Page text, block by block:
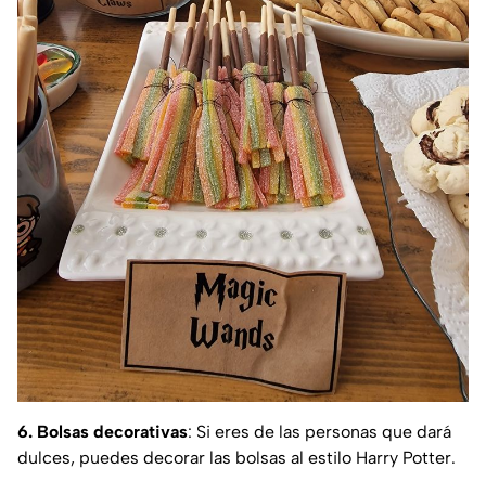
6. Bolsas decorativas: Si eres de las personas que dará
dulces, puedes decorar las bolsas al estilo Harry Potter.